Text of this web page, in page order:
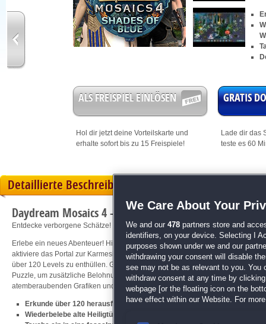
ALS FREISPIEL EINLÖSEN
Hol dir jetzt deine Vorteilskarte und
erhalte sofort bis zu 15 Freispiele!
GRATIS
Lade dir das
teste es 60
Detaillierte Beschreibung
Daydream Mosaics 4 - Shades of Blue
Entdecke verborgene Schätze!
Erlebe ein neues Abenteuer! Hilf Maris, dem Herrscher der Azurmeere, beim
aktiviere das Portal zur Karmesin-Welt, um Juliette bei ihrer Suche zu
über 120 Levels zu enthüllen. Genieße zusätzliche Mini-Herausforderungen
Puzzle, um zusätzliche Belohnungen zu sammeln. Tauche ein in eine
atemberaubenden Grafiken und beruhigender Musik!
Erkunde über 120 herausfordernde Nonogramme
Wiederbelebe alte Heiligtümer und erlebe ihre prachtvolle
We Care About Your
We and our 478 partners store and
identifiers, on your device. Selecting I
purposes shown under we and our
withdrawing your consent will disable
see may not be as relevant to you. You
withdraw consent at any time by
webpage [or the floating icon on the
have effect within our Website. For